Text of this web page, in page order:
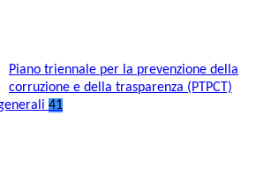
Piano triennale per la prevenzione della
corruzione e della trasparenza (PTPCT)
41